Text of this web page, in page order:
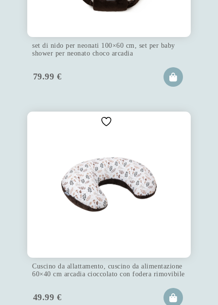
set di nido per neonati 100×60 cm, set per baby
shower per neonato choco arcadia
79.99 €
Cuscino da allattamento, cuscino da alimentazione
60×40 cm arcadia cioccolato con fodera rimovibile
49.99 €